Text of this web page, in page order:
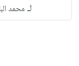
لـ محمد